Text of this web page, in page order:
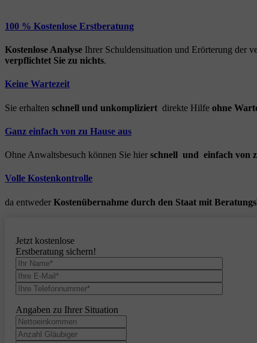
100 % Kostenlose Erstberatung
Kostenlose Analyse Ihrer Schuldensituation und Erörterung der
verpflichtet Sie zu nichts.
Keine Wartezeit
Sie erhalten schnell und unkompliziert direkte Hilfe ohne
Ganz einfach von zu Hause aus
Ohne Anwaltsbesuch können Sie hier schnell und einfach von
Volle Kostenkontrolle
da entweder Kostenübernahme durch den Staat mit
Jetzt kostenlose
Erstberatung sichern!
Angaben zu Ihrer Situation